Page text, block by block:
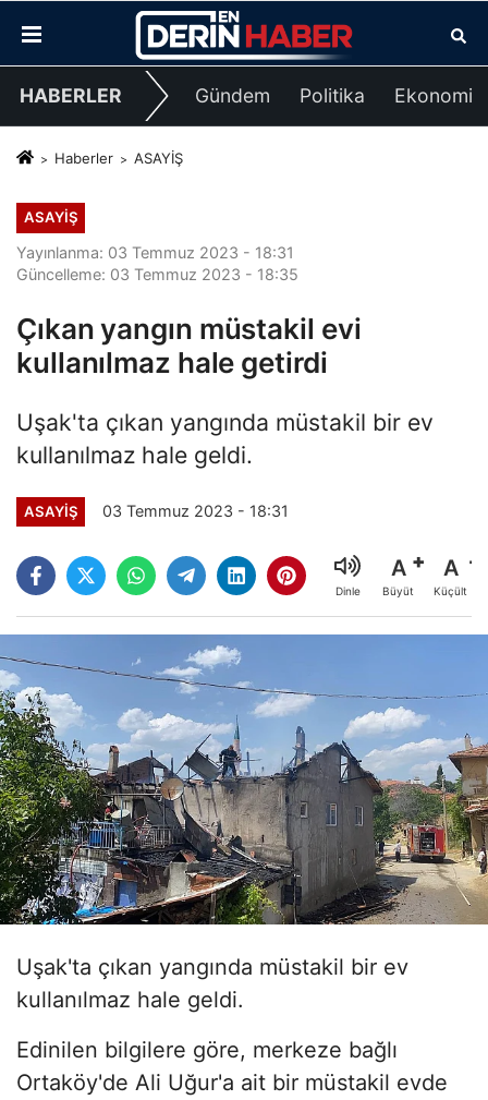
HABERLER Gündem Politika Ekonomi
Haberler ASAYİŞ
ASAYİŞ
Yayınlanma: 03 Temmuz 2023 - 18:31
Güncelleme: 03 Temmuz 2023 - 18:35
Çıkan yangın müstakil evi
kullanılmaz hale getirdi
Uşak'ta çıkan yangında müstakil bir ev
kullanılmaz hale geldi.
ASAYİŞ 03 Temmuz 2023 - 18:31
Dinle
A
Büyüt
A
Küçült
Uşak'ta çıkan yangında müstakil bir ev
kullanılmaz hale geldi.
Edinilen bilgilere göre, merkeze bağlı
Ortaköy'de Ali Uğur'a ait bir müstakil evde